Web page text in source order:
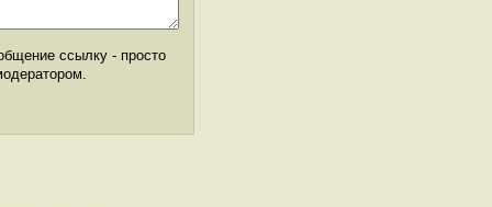
ссылку - просто